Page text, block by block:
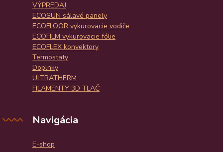
VÝPREDAJ
ECOSUN sálavé panely
ECOFLOOR vykurovacie vodiče
ECOFILM vykurovacie fólie
ECOFLEX konvektory
Termostaty
Doplnky
ULTRATHERM
FILAMENTY 3D TLAČ
Navigácia
E-shop